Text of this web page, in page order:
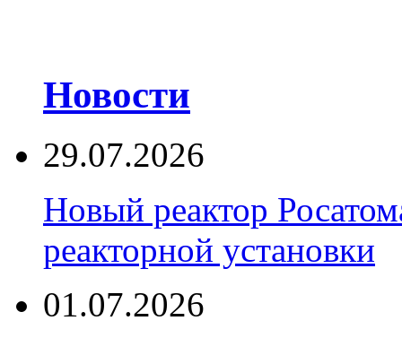
Новости
29.07.2026
Новый реактор
реакторной установки
01.07.2026